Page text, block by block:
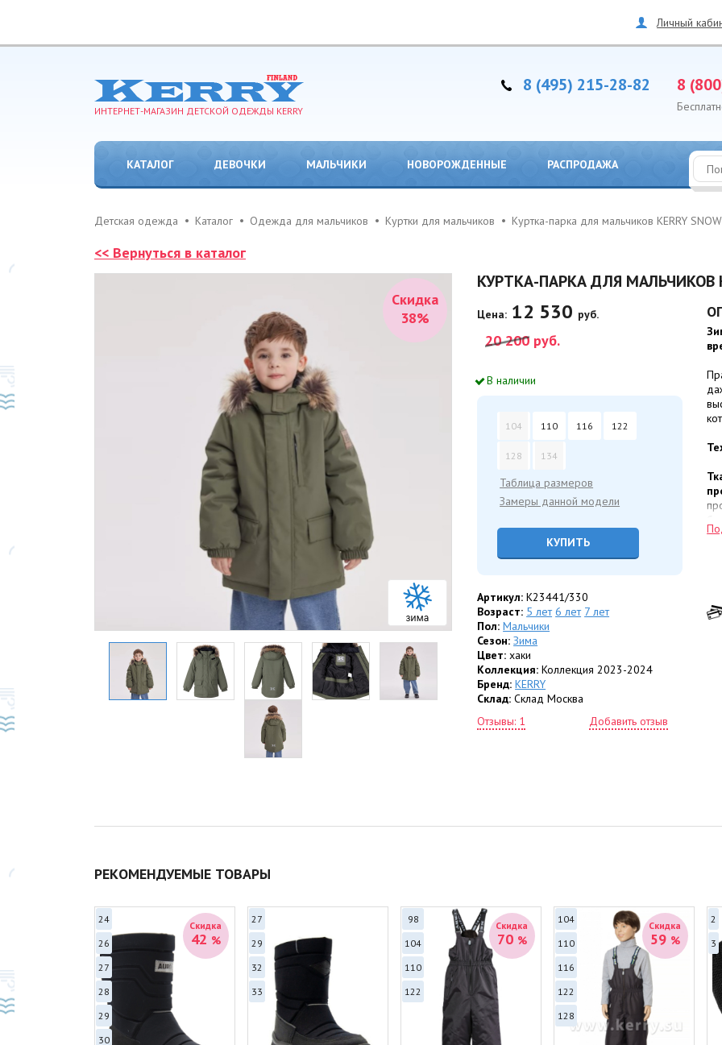
Личный
ИНТЕРНЕТ-МАГАЗИН ДЕТСКОЙ ОДЕЖДЫ KERRY
8 (495) 215-28-82 8
КАТАЛОГ ДЕВОЧКИ МАЛЬЧИКИ НОВОРОЖДЕННЫЕ РАСПРОДАЖА
Детская одежда Каталог Одежда для мальчиков Куртки для мальчиков Куртка-парка для мальчиков KERRY
<< Вернуться в каталог
Скидка
38%
КУРТКА-ПАРКА ДЛЯ МАЛЬЧИКОВ
Цена: 12 530 руб.
20 200 руб.
В наличии
104 110 116 122
128 134
Таблица размеров
Замеры данной модели
КУПИТЬ
Артикул:K23441/330
Возраст: 5 лет 6 лет 7 лет
Пол:Мальчики
Сезон:Зима
Цвет:хаки
Коллекция:Коллекция 2023-2024
Бренд:KERRY
Склад:Склад Москва
Отзывы: 1
Добавить отзыв
РЕКОМЕНДУЕМЫЕ ТОВАРЫ
Скидка
42 %
24
26
27
28
29
30
27
29
32
33
Скидка
70 %
98
104
110
122
Скидка
59 %
104
110
116
122
128
2
3